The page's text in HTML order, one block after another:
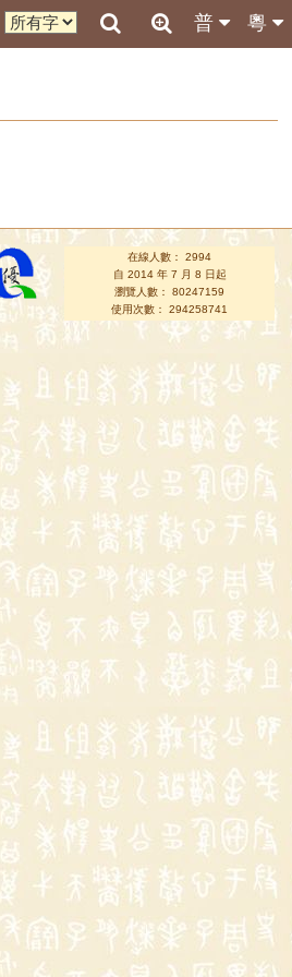
粵
普
在線人數： 2994
自 2014 年 7 月 8 日起
瀏覽人數： 80247159
使用次數： 294258741